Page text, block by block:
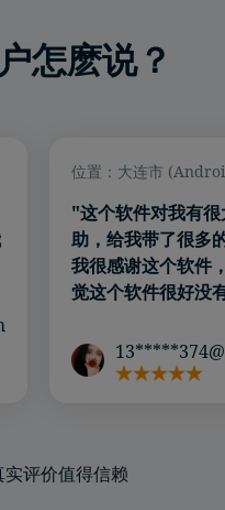
怎麽说？
位置：大连市
"这个软件对我有很
助，给我带了很多
我很感谢这个软件
觉这个软件很好没
评价值得信赖